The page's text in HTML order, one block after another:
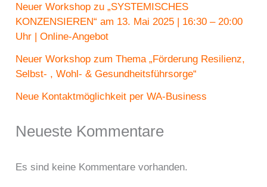
Neuer Workshop zu „SYSTEMISCHES
KONZENSIEREN“ am 13. Mai 2025 | 16:30 – 20:00
Uhr | Online-Angebot
Neuer Workshop zum Thema „Förderung Resilienz,
Selbst- , Wohl- & Gesundheitsführsorge“
Neue Kontaktmöglichkeit per WA-Business
Neueste Kommentare
Es sind keine Kommentare vorhanden.